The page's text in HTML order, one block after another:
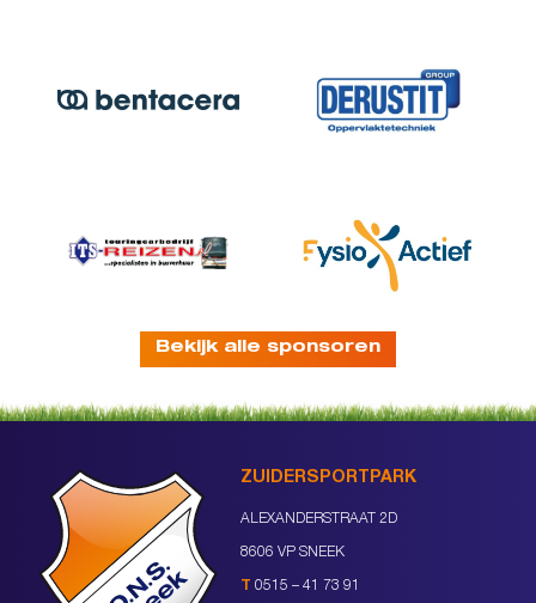
Bekijk alle sponsoren
ZUIDERSPORTPARK
ALEXANDERSTRAAT 2D
8606 VP SNEEK
T 0515 – 41 73 91